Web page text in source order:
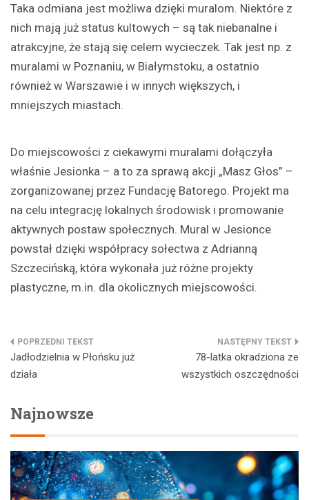
Taka odmiana jest możliwa dzięki muralom. Niektóre z
nich mają już status kultowych – są tak niebanalne i
atrakcyjne, że stają się celem wycieczek. Tak jest np. z
muralami w Poznaniu, w Białymstoku, a ostatnio
również w Warszawie i w innych większych, i
mniejszych miastach.
Do miejscowości z ciekawymi muralami dołączyła
właśnie Jesionka – a to za sprawą akcji „Masz Głos” –
zorganizowanej przez Fundację Batorego. Projekt ma
na celu integrację lokalnych środowisk i promowanie
aktywnych postaw społecznych. Mural w Jesionce
powstał dzięki współpracy sołectwa z Adrianną
Szczecińską, która wykonała już różne projekty
plastyczne, m.in. dla okolicznych miejscowości.
Nawigacja
wpisu
Jadłodzielnia w Płońsku już
działa
78-latka okradziona ze
wszystkich oszczędności
Najnowsze